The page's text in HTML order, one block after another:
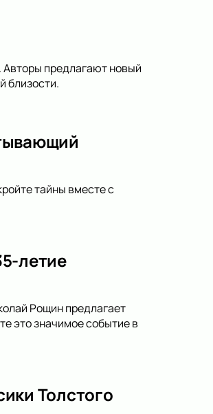
Авторы предлагают новый
близости.
тайны вместе с
летие
Рощин предлагает
это значимое событие в
Толстого